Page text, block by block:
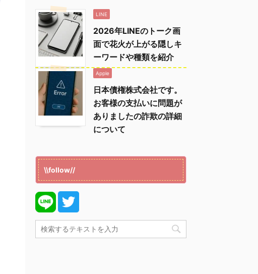
LINE
2026年LINEのトーク画
面で花火が上がる隠しキ
ーワードや種類を紹介
Apple
日本債権株式会社です。
お客様の支払いに問題が
ありましたの詐欺の詳細
について
\\follow//